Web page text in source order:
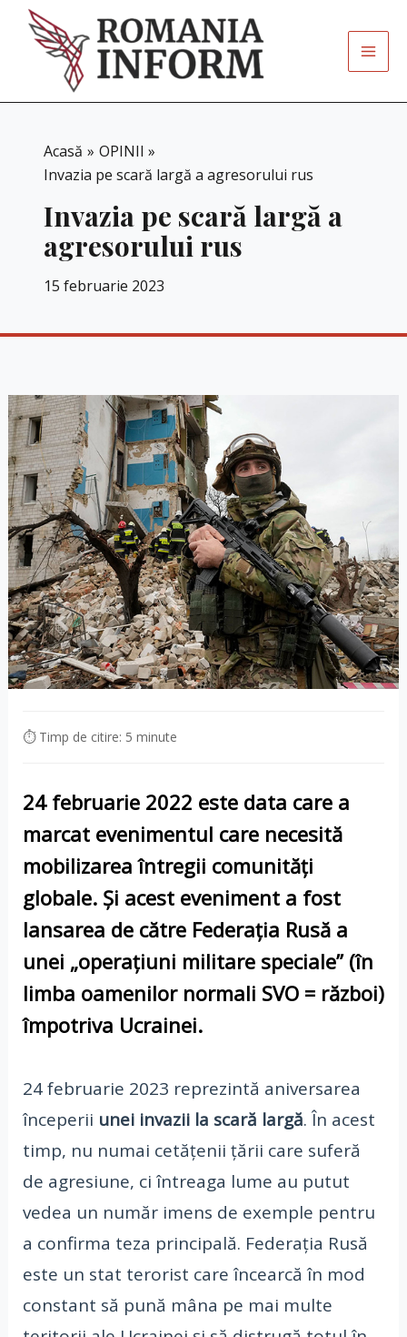
content
Acasă
OPINII
Invazia pe scară largă a agresorului rus
Invazia pe scară largă a
agresorului rus
15 februarie 2023
⏱ Timp de citire: 5 minute
24 februarie 2022 este data care a
marcat evenimentul care necesită
mobilizarea întregii comunități
globale. Și acest eveniment a fost
lansarea de către Federația Rusă a
unei „operațiuni militare speciale” (în
limba oamenilor normali SVO = război)
împotriva Ucrainei.
24 februarie 2023 reprezintă aniversarea
începerii unei invazii la scară largă. În acest
timp, nu numai cetățenii țării care suferă
de agresiune, ci întreaga lume au putut
vedea un număr imens de exemple pentru
a confirma teza principală. Federația Rusă
este un stat terorist care încearcă în mod
constant să pună mâna pe mai multe